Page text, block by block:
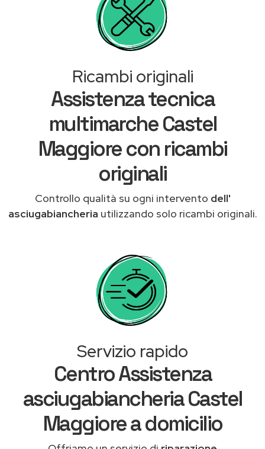
Ricambi originali
Assistenza tecnica
multimarche Castel
Maggiore con ricambi
originali
Controllo qualità su ogni intervento dell'
asciugabiancheria utilizzando solo ricambi originali.
Servizio rapido
Centro Assistenza
asciugabiancheria Castel
Maggiore a domicilio